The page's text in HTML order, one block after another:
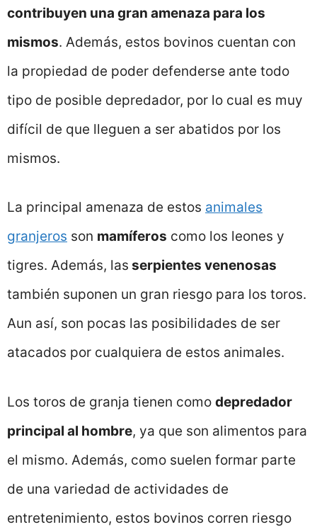
contribuyen una gran amenaza para los
mismos. Además, estos bovinos cuentan con
la propiedad de poder defenderse ante todo
tipo de posible depredador, por lo cual es muy
difícil de que lleguen a ser abatidos por los
mismos.
La principal amenaza de estos animales
granjeros son mamíferos como los leones y
tigres. Además, las serpientes venenosas
también suponen un gran riesgo para los toros.
Aun así, son pocas las posibilidades de ser
atacados por cualquiera de estos animales.
Los toros de granja tienen como depredador
principal al hombre, ya que son alimentos para
el mismo. Además, como suelen formar parte
de una variedad de actividades de
entretenimiento, estos bovinos corren riesgo